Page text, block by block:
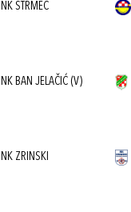
NK STRMEC
NK BAN JELAČIĆ (V)
NK ZRINSKI